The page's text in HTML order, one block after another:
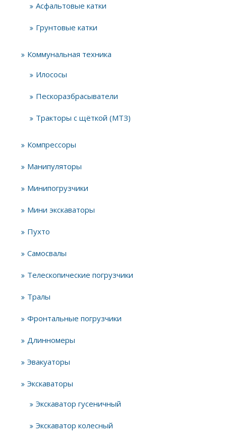
Асфальтовые катки
Грунтовые катки
Коммунальная техника
Илососы
Пескоразбрасыватели
Тракторы с щёткой (МТЗ)
Компрессоры
Манипуляторы
Минипогрузчики
Мини экскаваторы
Пухто
Самосвалы
Телескопические погрузчики
Тралы
Фронтальные погрузчики
Длинномеры
Эвакуаторы
Экскаваторы
Экскаватор гусеничный
Экскаватор колесный